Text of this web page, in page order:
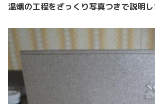
温燻の工程をざっくり写真つきで説明し